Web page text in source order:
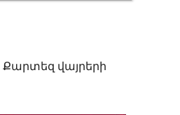
Քարտեզ վայրերի